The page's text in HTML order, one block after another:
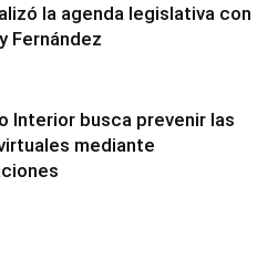
la agenda legislativa con
Fernández
Interior busca prevenir las
mediante